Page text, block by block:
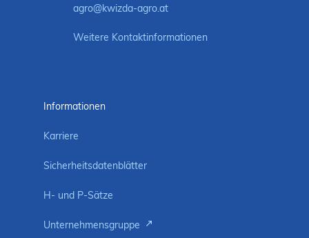
agro@kwizda-agro.at
Weitere Kontaktinformationen
Informationen
Karriere
Sicherheitsdatenblätter
H- und P-Sätze
Unternehmensgruppe